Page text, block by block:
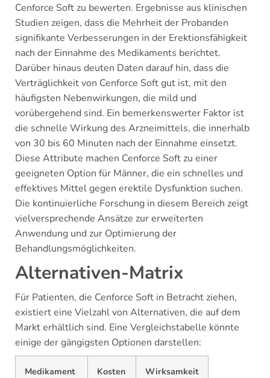
Cenforce Soft zu bewerten. Ergebnisse aus klinischen
Studien zeigen, dass die Mehrheit der Probanden
signifikante Verbesserungen in der Erektionsfähigkeit
nach der Einnahme des Medikaments berichtet.
Darüber hinaus deuten Daten darauf hin, dass die
Verträglichkeit von Cenforce Soft gut ist, mit den
häufigsten Nebenwirkungen, die mild und
vorübergehend sind. Ein bemerkenswerter Faktor ist
die schnelle Wirkung des Arzneimittels, die innerhalb
von 30 bis 60 Minuten nach der Einnahme einsetzt.
Diese Attribute machen Cenforce Soft zu einer
geeigneten Option für Männer, die ein schnelles und
effektives Mittel gegen erektile Dysfunktion suchen.
Die kontinuierliche Forschung in diesem Bereich zeigt
vielversprechende Ansätze zur erweiterten
Anwendung und zur Optimierung der
Behandlungsmöglichkeiten.
Alternativen-Matrix
Für Patienten, die Cenforce Soft in Betracht ziehen,
existiert eine Vielzahl von Alternativen, die auf dem
Markt erhältlich sind. Eine Vergleichstabelle könnte
einige der gängigsten Optionen darstellen:
Medikament Kosten Wirksamkeit